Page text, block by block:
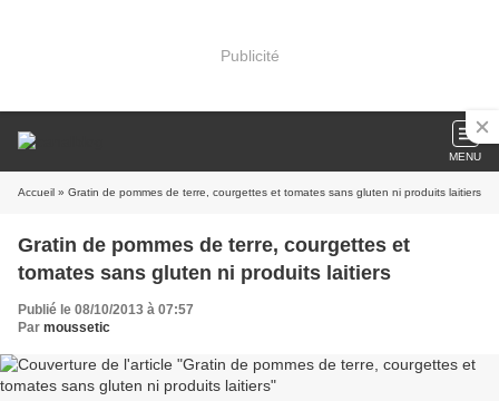
Publicité
MENU
Accueil » Gratin de pommes de terre, courgettes et tomates sans gluten ni produits laitiers
Gratin de pommes de terre, courgettes et
tomates sans gluten ni produits laitiers
Publié le 08/10/2013 à 07:57
Par moussetic